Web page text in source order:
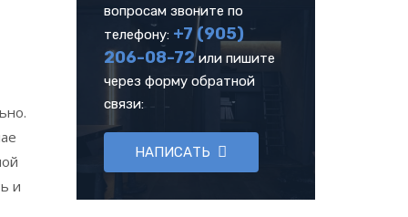
и
вопросам звоните по
телефону: +7 (905)
206-08-72или пишите
через форму обратной
связи:
НАПИСАТЬ